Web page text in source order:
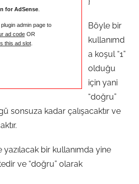
for AdSense.
admin page to
ad codeOR
this ad slot.
Böyle bir
kullanımd
a koşul “1”
olduğu
için yani
“doğru”
sonsuza kadar çalışacaktır ve
yazılacak bir kullanımda yine
ve “doğru” olarak